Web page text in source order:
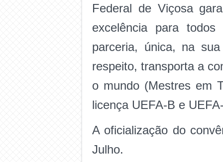
Federal de Viçosa
excelência para
parceria, única, na
respeito, transporta a
o mundo (Mestres em
licença UEFA-B e
A oficialização do
Julho.